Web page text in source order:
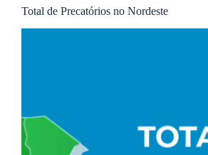
Total de Precatórios no Nordeste